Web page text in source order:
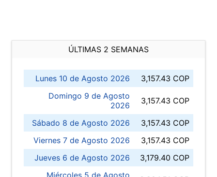
ÚLTIMAS 2 SEMANAS
Lunes 10 de Agosto 2026
3,157.43 COP
Domingo 9 de Agosto
2026
3,157.43 COP
Sábado 8 de Agosto 2026
3,157.43 COP
Viernes 7 de Agosto 2026
3,157.43 COP
Jueves 6 de Agosto 2026
3,179.40 COP
Miércoles 5 de Agosto